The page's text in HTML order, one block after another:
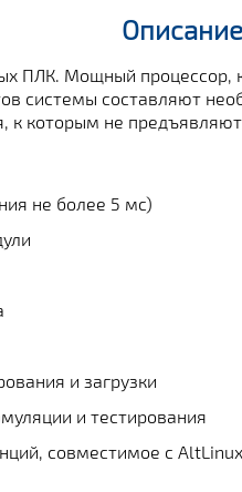
Описание
ПЛК. Мощный
системы составляют
к которым не
не более 5 мс)
и загрузки
и тестирования
совместимое с